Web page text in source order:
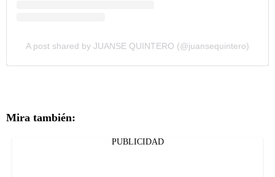
A post shared by JUANSE QUINTERO (@juansequintero)
Mira también:
PUBLICIDAD